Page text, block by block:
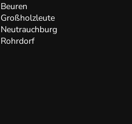
Beuren
Großholzleute
Neutrauchburg
Rohrdorf